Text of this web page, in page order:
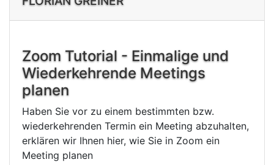
o
Zoom Tutorial - Einmalige und
Wiederkehrende Meetings
planen
Haben Sie vor zu einem bestimmten bzw.
wiederkehrenden Termin ein Meeting abzuhalten,
erklären wir Ihnen hier, wie Sie in Zoom ein
Meeting planen